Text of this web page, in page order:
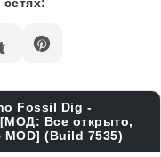
Fossil Dig -
Все открыто,
(Build 7535)